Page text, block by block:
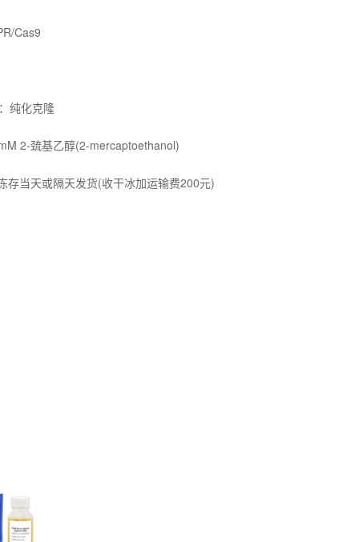
Cas9
纯化克隆
2-巯基乙醇(2-mercaptoethanol)
存当天或隔天发货(收干冰加运输费200元)